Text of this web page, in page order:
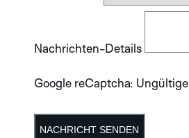
Nachrichten-Details
Google reCaptcha:
NACHRICHT SENDEN